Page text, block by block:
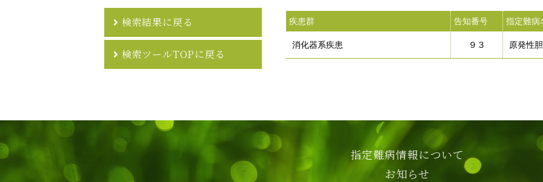
疾患群 告知番号 指定難病
消化器系疾患 ９３ 原発性
検索結果に戻る
検索ツールTOPに戻る
指定難病情報について
お知らせ